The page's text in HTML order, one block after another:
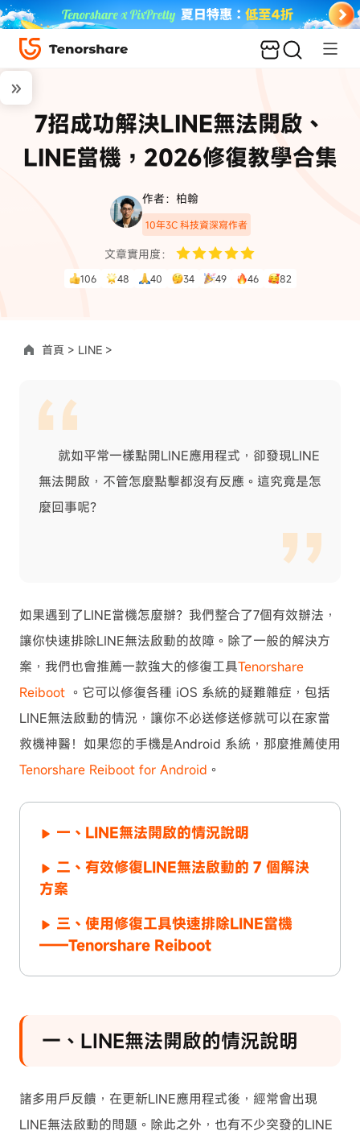
7招成功解決LINE無法開啟、
LINE當機，2026修復教學合集
作者：柏翰
10年3C 科技資深寫作者
文章實用度：
106 48 40 34 49 46 82
首頁 > LINE >
就如平常一樣點開LINE應用程式，卻發現LINE
無法開啟，不管怎麼點擊都沒有反應。這究竟是怎
麼回事呢？
如果遇到了LINE當機怎麼辦？我們整合了7個有效辦法，
讓你快速排除LINE無法啟動的故障。除了一般的解決方
案，我們也會推薦一款強大的修復工具Tenorshare
Reiboot 。它可以修復各種 iOS 系統的疑難雜症，包括
LINE無法啟動的情況，讓你不必送修送修就可以在家當
救機神醫！如果您的手機是Android 系統，那麼推薦使用
Tenorshare Reiboot for Android 。
一、LINE無法開啟的情況說明
二、有效修復LINE無法啟動的 7 個解決
方案
三、使用修復工具快速排除LINE當機
——Tenorshare Reiboot
一、LINE無法開啟的情況說明
諸多用戶反饋，在更新LINE應用程式後，經常會出現
LINE無法啟動的問題。除此之外，也有不少突發的LINE